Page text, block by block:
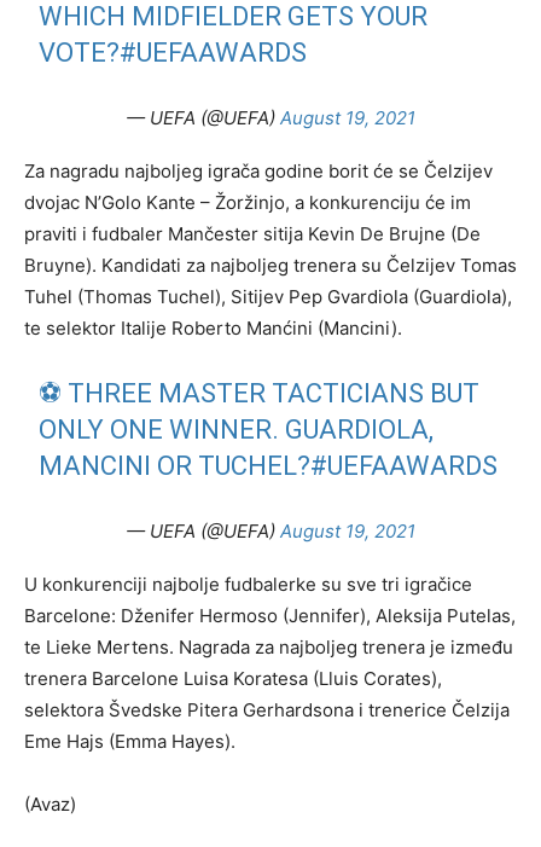
WHICH MIDFIELDER GETS YOUR
VOTE?#UEFAAWARDS
— UEFA (@UEFA) August 19, 2021
Za nagradu najboljeg igrača godine borit će se Čelzijev
dvojac N’Golo Kante – Žoržinjo, a konkurenciju će im
praviti i fudbaler Mančester sitija Kevin De Brujne (De
Bruyne). Kandidati za najboljeg trenera su Čelzijev Tomas
Tuhel (Thomas Tuchel), Sitijev Pep Gvardiola (Guardiola),
te selektor Italije Roberto Manćini (Mancini).
⚽ THREE MASTER TACTICIANS BUT
ONLY ONE WINNER. GUARDIOLA,
MANCINI OR TUCHEL?#UEFAAWARDS
— UEFA (@UEFA) August 19, 2021
U konkurenciji najbolje fudbalerke su sve tri igračice
Barcelone: Dženifer Hermoso (Jennifer), Aleksija Putelas,
te Lieke Mertens. Nagrada za najboljeg trenera je između
trenera Barcelone Luisa Koratesa (Lluis Corates),
selektora Švedske Pitera Gerhardsona i trenerice Čelzija
Eme Hajs (Emma Hayes).
(Avaz)